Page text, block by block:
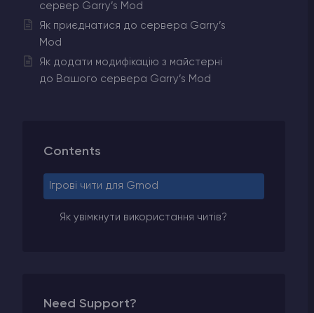
сервер Garry’s Mod
Як приєднатися до сервера Garry’s
Mod
Як додати модифікацію з майстерні
до Вашого сервера Garry’s Mod
Contents
Ігрові чити для Gmod
Як увімкнути використання читів?
Need Support?